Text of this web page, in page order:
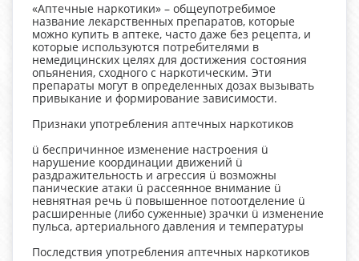
«Аптечные наркотики» – общеупотребимое
название лекарственных препаратов, которые
можно купить в аптеке, часто даже без рецепта, и
которые используются потребителями в
немедицинских целях для достижения состояния
опьянения, сходного с наркотическим. Эти
препараты могут в определенных дозах вызывать
привыкание и формирование зависимости.
Признаки употребления аптечных наркотиков
ü беспричинное изменение настроения ü
нарушение координации движений ü
раздражительность и агрессия ü возможны
панические атаки ü рассеянное внимание ü
невнятная речь ü повышенное потоотделение ü
расширенные (либо суженные) зрачки ü изменение
пульса, артериального давления и температуры
Последствия употребления аптечных наркотиков